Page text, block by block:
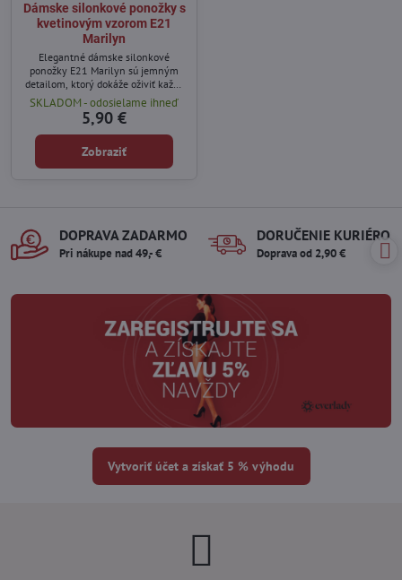
Dámske silonkové ponožky s
kvetinovým vzorom E21
Marilyn
Elegantné dámske silonkové
ponožky E21 Marilyn sú jemným
detailom, ktorý dokáže oživiť každý
outfit.
SKLADOM - odosielame ihneď
5,90 €
Zobraziť
DOPRAVA ZADARMO
Pri nákupe nad 49,- €
DORUČENIE KURIÉROM
Doprava od 2,90 €
Vytvoriť účet a získať 5 % výhodu